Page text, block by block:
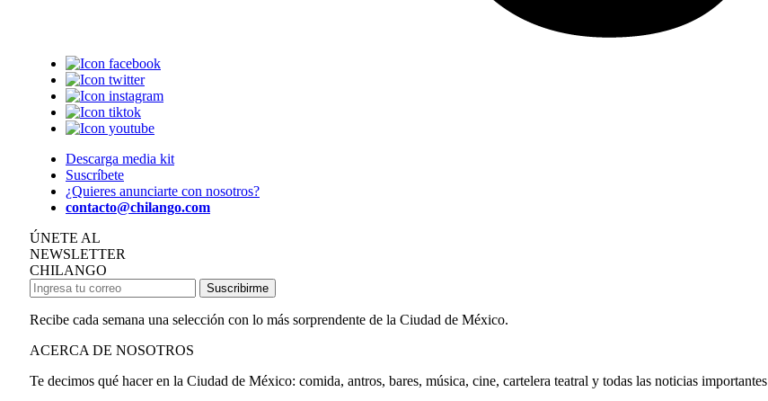
Descarga media kit
Suscríbete
¿Quieres anunciarte con nosotros?
contacto@chilango.com
ÚNETE AL
NEWSLETTER
CHILANGO
Suscribirme
Recibe cada semana una selección con lo más sorprendente de la Ciudad de México.
ACERCA DE NOSOTROS
Te decimos qué hacer en la Ciudad de México: comida, antros, bares, música, cine, cartelera teatral y todas las noticias importantes